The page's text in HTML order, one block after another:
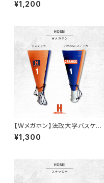
¥1,200
【Wメガホン】法政大学バスケ部/
背番号ステッカー付き！
¥1,300